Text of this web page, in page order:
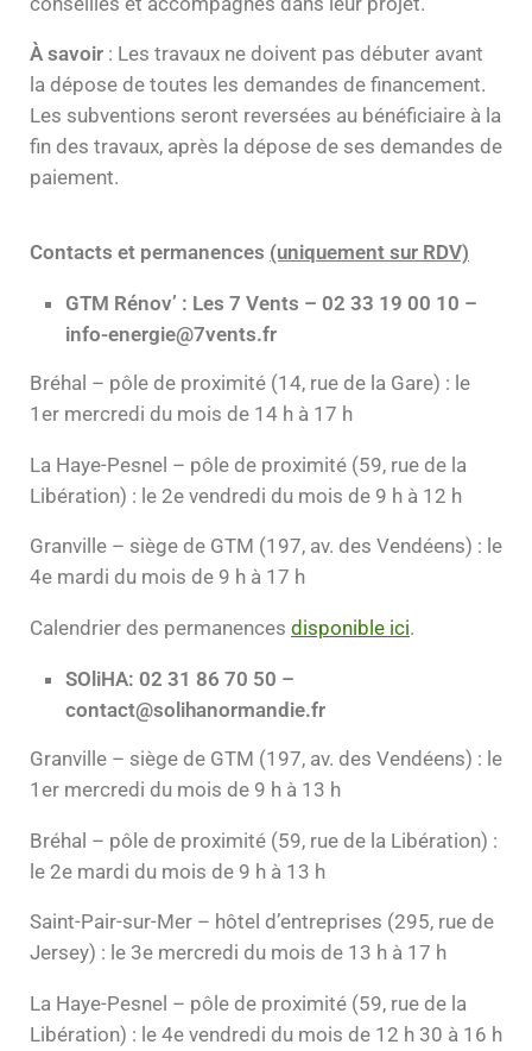
À savoir : Les travaux ne doivent pas débuter avant
la dépose de toutes les demandes de financement.
Les subventions seront reversées au bénéficiaire à la
fin des travaux, après la dépose de ses demandes de
paiement.
Contacts et permanences (uniquement sur RDV)
GTM Rénov’ : Les 7 Vents – 02 33 19 00 10 –
info-energie@7vents.fr
Bréhal – pôle de proximité (14, rue de la Gare) : le
1er mercredi du mois de 14 h à 17 h
La Haye-Pesnel – pôle de proximité (59, rue de la
Libération) : le 2e vendredi du mois de 9 h à 12 h
Granville – siège de GTM (197, av. des Vendéens) : le
4e mardi du mois de 9 h à 17 h
Calendrier des permanences disponible ici.
SOliHA: 02 31 86 70 50 –
contact@solihanormandie.fr
Granville – siège de GTM (197, av. des Vendéens) : le
1er mercredi du mois de 9 h à 13 h
Bréhal – pôle de proximité (59, rue de la Libération) :
le 2e mardi du mois de 9 h à 13 h
Saint-Pair-sur-Mer – hôtel d’entreprises (295, rue de
Jersey) : le 3e mercredi du mois de 13 h à 17 h
La Haye-Pesnel – pôle de proximité (59, rue de la
Libération) : le 4e vendredi du mois de 12 h 30 à 16 h